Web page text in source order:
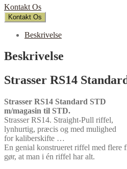
Kontakt Os
Kontakt Os
Beskrivelse
Beskrivelse
Strasser RS14
Strasser RS14 Standard STD
m/magasin til STD.
Strasser RS14. Straight-Pull riffel,
lynhurtig, præcis og med mulighed
for kaliberskifte …
En genial konstrueret riffel med flere
gør, at man i én riffel har alt.